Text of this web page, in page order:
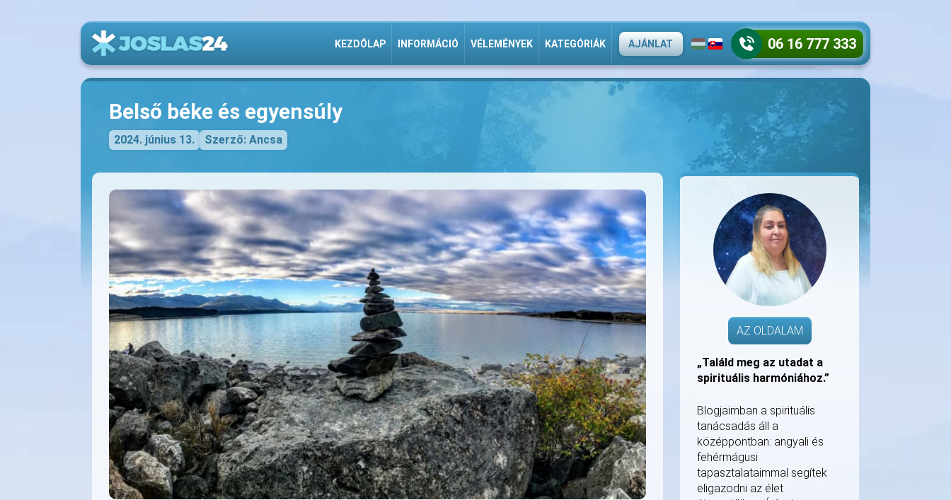
KEZDŐLAP INFORMÁCIÓ VÉLEMÉNYEK KATEGÓRIÁK AJÁNLAT 06 16 777 333
Belső béke és egyensúly
2024. június 13. Szerző: Ancsa
AZ OLDALAM
„Találd meg az utadat a
spirituális harmóniához.”
Blogjaimban a spirituális
tanácsadás áll a
középpontban: angyali és
fehérmágusi
tapasztalataimmal segítek
eligazodni az élet